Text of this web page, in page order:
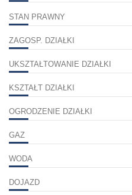
STAN PRAWNY
ZAGOSP. DZIAŁKI
UKSZTAŁTOWANIE DZIAŁKI
KSZTAŁT DZIAŁKI
OGRODZENIE DZIAŁKI
GAZ
WODA
DOJAZD